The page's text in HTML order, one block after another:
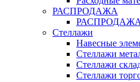
РАСПРОДАЖА
РАСПРОДАЖА
Стеллажи
Навесные
Стеллажи
Стеллажи
Стеллажи